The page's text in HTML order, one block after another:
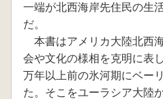
一端が北西海岸先住民の生
だ。
本書はアメリカ大陸北西
会や文化の様相を克明に表
万年以上前の氷河期にベー
た。そこをユーラシア大陸